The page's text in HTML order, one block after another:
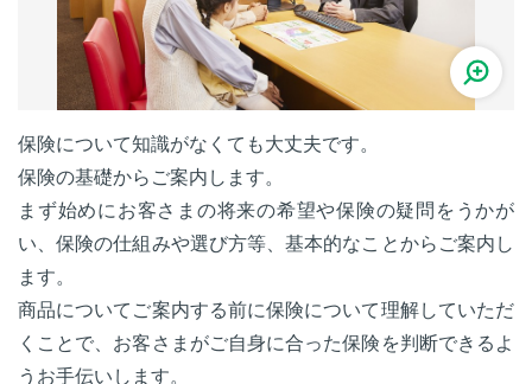
保険について知識がなくても大丈夫です。
保険の基礎からご案内します。
まず始めにお客さまの将来の希望や保険の疑問をうかが
い、保険の仕組みや選び方等、基本的なことからご案内し
ます。
商品についてご案内する前に保険について理解していただ
くことで、お客さまがご自身に合った保険を判断できるよ
うお手伝いします。